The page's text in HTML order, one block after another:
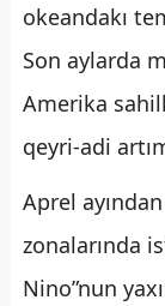
okeandakı
Son aylarda
Amerika
qeyri-adi
Aprel
zonalarında
Nino”nun